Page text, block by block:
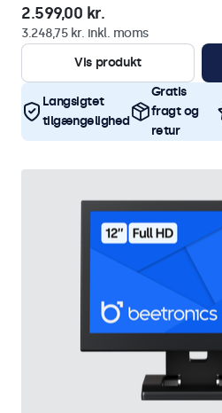
2.599,00 kr.
3.248,75 kr. inkl. moms
Vis produkt
Langsigtet
tilgængelighed
Gratis
fragt og
retur